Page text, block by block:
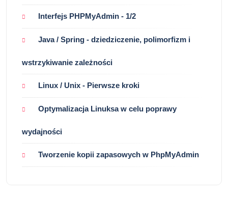
Interfejs PHPMyAdmin - 1/2
Java / Spring - dziedziczenie, polimorfizm i
wstrzykiwanie zależności
Linux / Unix - Pierwsze kroki
Optymalizacja Linuksa w celu poprawy
wydajności
Tworzenie kopii zapasowych w PhpMyAdmin